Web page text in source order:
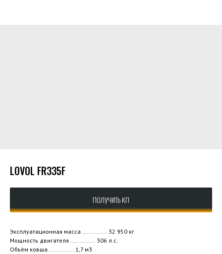
LOVOL FR335F
ПОЛУЧИТЬ КП
Эксплуатационная масса ............. 32 950 кг
Мощность двигателя ............. 306 л.с.
Объём ковша ............. 1,7 м3